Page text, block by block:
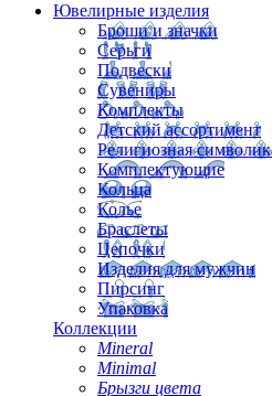
Ювелирные изделия
Броши и значки
Серьги
Подвески
Сувениры
Комплекты
Детский ассортимент
Религиозная
Комплектующие
Кольца
Колье
Браслеты
Цепочки
Изделия для мужчин
Пирсинг
Упаковка
Коллекции
Mineral
Minimal
Брызги цвета